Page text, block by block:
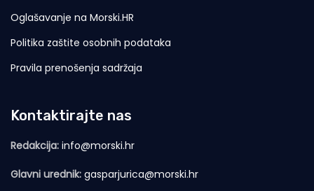
Oglašavanje na Morski.HR
Politika zaštite osobnih podataka
Pravila prenošenja sadržaja
Kontaktirajte nas
Redakcija: info@morski.hr
Glavni urednik: gasparjurica@morski.hr